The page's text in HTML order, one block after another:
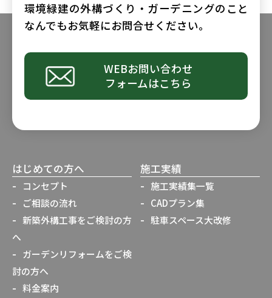
環境緑建の外構づくり・ガーデニングのこと
なんでもお気軽にお問合せください。
WEBお問い合わせ
フォームはこちら
はじめての方へ
コンセプト
ご相談の流れ
新築外構工事をご検討の方
へ
ガーデンリフォームをご検
討の方へ
料金案内
施工実績
施工実績集一覧
CADプラン集
駐車スペース大改修